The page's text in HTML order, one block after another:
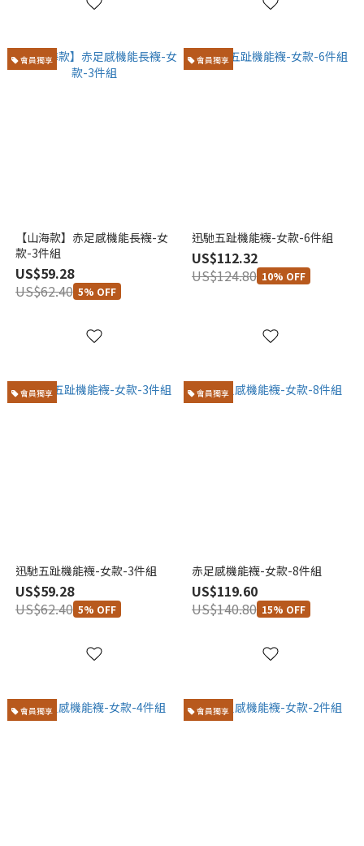
會員獨享
【山海款】赤足感機能長襪-女
款-3件組
US$59.28
US$62.40 5% OFF
會員獨享
迅馳五趾機能襪-女款-6件組
US$112.32
US$124.80 10% OFF
會員獨享
迅馳五趾機能襪-女款-3件組
US$59.28
US$62.40 5% OFF
會員獨享
赤足感機能襪-女款-8件組
US$119.60
US$140.80 15% OFF
會員獨享 會員獨享